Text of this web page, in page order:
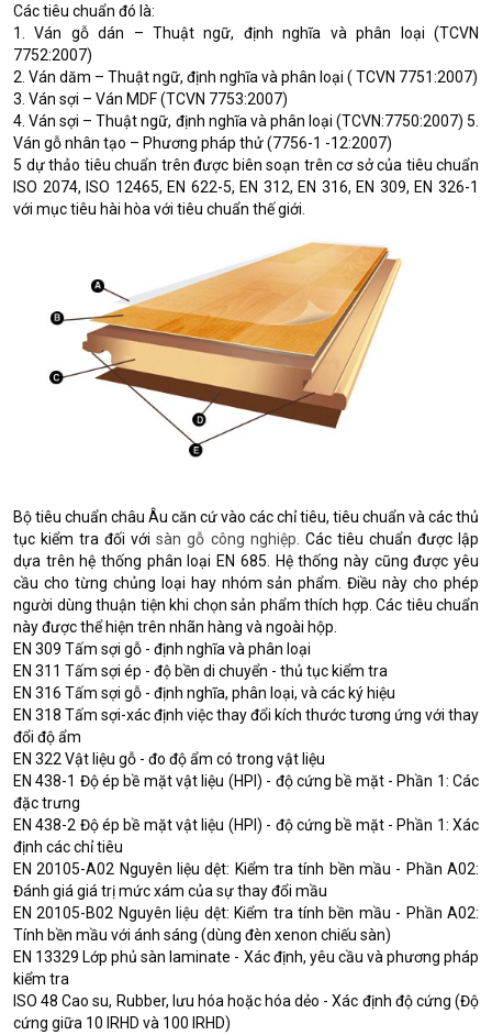
Các tiêu chuẩn đó là:
1. Ván gỗ dán – Thuật ngữ, định nghĩa và phân loại (TCVN
7752:2007)
2. Ván dăm – Thuật ngữ, định nghĩa và phân loại ( TCVN 7751:2007)
3. Ván sợi – Ván MDF (TCVN 7753:2007)
4. Ván sợi – Thuật ngữ, định nghĩa và phân loại (TCVN:7750:2007) 5.
Ván gỗ nhân tạo – Phương pháp thử (7756-1 -12:2007)
5 dự thảo tiêu chuẩn trên được biên soạn trên cơ sở của tiêu chuẩn
ISO 2074, ISO 12465, EN 622-5, EN 312, EN 316, EN 309, EN 326-1
với mục tiêu hài hòa với tiêu chuẩn thế giới.
Bộ tiêu chuẩn châu Âu căn cứ vào các chỉ tiêu, tiêu chuẩn và các thủ
tục kiểm tra đối vớisàn gỗ công nghiệp . Các tiêu chuẩn được lập
dựa trên hệ thống phân loại EN 685. Hệ thống này cũng được yêu
cầu cho từng chủng loại hay nhóm sản phẩm. Điều này cho phép
người dùng thuận tiện khi chọn sản phẩm thích hợp. Các tiêu chuẩn
này được thể hiện trên nhãn hàng và ngoài hộp.
EN 309 Tấm sợi gỗ - định nghĩa và phân loại
EN 311 Tấm sợi ép - độ bền di chuyển - thủ tục kiểm tra
EN 316 Tấm sợi gỗ - định nghĩa, phân loại, và các ký hiệu
EN 318 Tấm sợi-xác định việc thay đổi kích thước tương ứng với thay
đổi độ ẩm
EN 322 Vật liệu gỗ - đo độ ẩm có trong vật liệu
EN 438-1 Độ ép bề mặt vật liệu (HPI) - độ cứng bề mặt - Phần 1: Các
đặc trưng
EN 438-2 Độ ép bề mặt vật liệu (HPI) - độ cứng bề mặt - Phần 1: Xác
định các chỉ tiêu
EN 20105-A02 Nguyên liệu dệt: Kiểm tra tính bền mầu - Phần A02:
Đánh giá giá trị mức xám của sự thay đổi mầu
EN 20105-B02 Nguyên liệu dệt: Kiểm tra tính bền mầu - Phần A02:
Tính bền mầu với ánh sáng (dùng đèn xenon chiếu sàn)
EN 13329 Lớp phủ sàn laminate - Xác định, yêu cầu và phương pháp
kiểm tra
ISO 48 Cao su, Rubber, lưu hóa hoặc hóa dẻo - Xác định độ cứng (Độ
cứng giữa 10 IRHD và 100 IRHD)